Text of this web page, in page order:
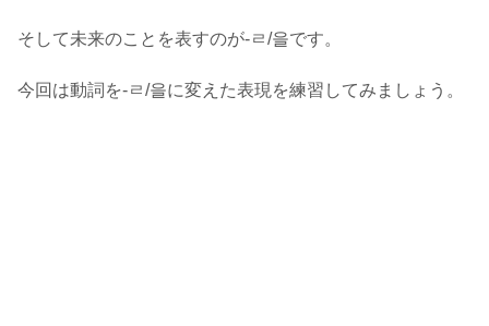
そして未来のことを表すのが-ㄹ/을です。
今回は動詞を-ㄹ/을に変えた表現を練習してみましょう。